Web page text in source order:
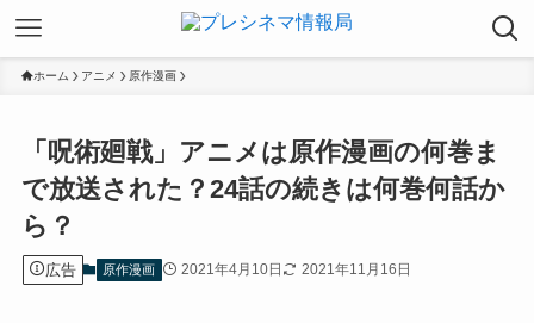
ホーム アニメ 原作漫画
「呪術廻戦」アニメは原作漫画の何巻ま
で放送された？24話の続きは何巻何話か
ら？
広告 原作漫画 2021年4月10日 2021年11月16日